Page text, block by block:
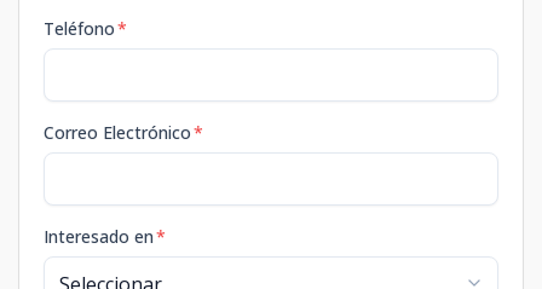
Teléfono*
Correo Electrónico*
Interesado en*